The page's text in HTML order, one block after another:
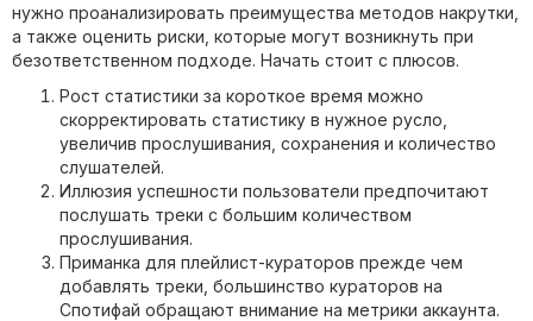
нужно проанализировать преимущества методов накрутки,
а также оценить риски, которые могут возникнуть при
безответственном подходе. Начать стоит с плюсов.
Рост статистики за короткое время можно
скорректировать статистику в нужное русло,
увеличив прослушивания, сохранения и количество
слушателей.
Иллюзия успешности пользователи предпочитают
послушать треки с большим количеством
прослушивания.
Приманка для плейлист-кураторов прежде чем
добавлять треки, большинство кураторов на
Спотифай обращают внимание на метрики аккаунта.